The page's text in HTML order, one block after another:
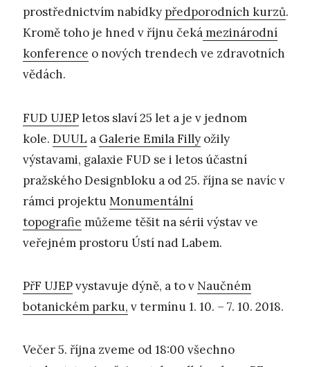
prostřednictvím nabídky předporodních kurzů.
Kromě toho je hned v říjnu čekámezinárodní
konference o nových trendech ve zdravotních
vědách.
FUD UJEPletos slaví 25 let a je v jednom
kole. DUUL a Galerie Emila Filly ožily
výstavami, galaxie FUD se i letos účastní
pražského Designbloku a od 25. října se navíc v
rámci projektuMonumentální
topografie můžeme těšit na sérii výstav ve
veřejném prostoru Ústí nad Labem.
PřF UJEPvystavuje dýně, a to v Naučném
botanickém parku, v termínu 1. 10. – 7. 10. 2018.
Večer 5. října zveme od 18:00 všechno